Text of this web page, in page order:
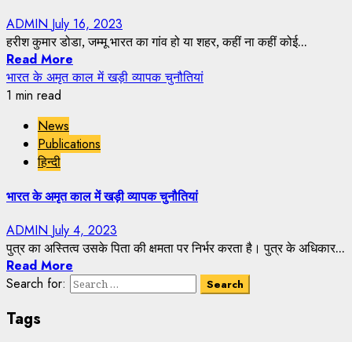
ADMIN July 16, 2023
हरीश कुमार डोडा, जम्मू भारत का गांव हो या शहर, कहीं ना कहीं कोई...
Read More
भारत के अमृत काल में खड़ी व्यापक चुनौतियां
1 min read
News
Publications
हिन्दी
भारत के अमृत काल में खड़ी व्यापक चुनौतियां
ADMIN July 4, 2023
पुत्र का अस्तित्व उसके पिता की क्षमता पर निर्भर करता है। पुत्र के अधिकार...
Read More
Search for:
Tags